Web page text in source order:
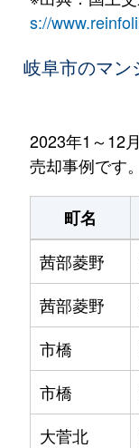
s://
岐阜市のマン
2023年1～12
売却事例です。
町名
茜部菱野
茜部菱野
市橋
市橋
大菅北